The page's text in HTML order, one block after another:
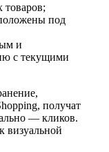
товаров;
под
и
с текущими
получат
— кликов.
визуальной